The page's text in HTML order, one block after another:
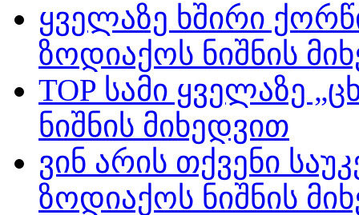
ყველაზე ხშირი
ზოდიაქოს ნიშნის
TOP სამი ყველაზე
ნიშნის მიხედვით
ვინ არის თქვენი
ზოდიაქოს ნიშნის